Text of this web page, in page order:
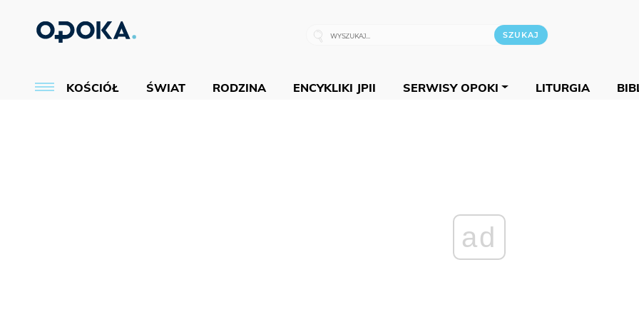
KOŚCIÓŁ ŚWIAT RODZINA ENCYKLIKI JPII SERWISY OPOKI LITURGIA
ad